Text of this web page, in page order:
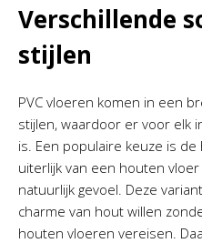
Verschillende
stijlen
PVC vloeren komen in een
stijlen, waardoor er voor elk
is. Een populaire keuze is
uiterlijk van een houten
natuurlijk gevoel. Deze
charme van hout willen
houten vloeren vereisen.